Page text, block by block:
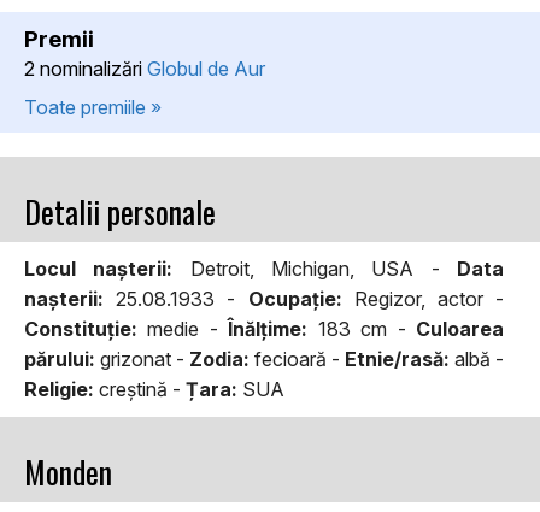
Premii
2 nominalizări Globul de Aur
Toate premiile »
Detalii personale
Locul naşterii: Detroit, Michigan, USA - Data
naşterii: 25.08.1933 - Ocupaţie: Regizor, actor -
Constituţie: medie -Înălţime: 183 cm - Culoarea
părului: grizonat - Zodia: fecioară - Etnie/rasă: albă -
Religie: creştină - Țara: SUA
Monden